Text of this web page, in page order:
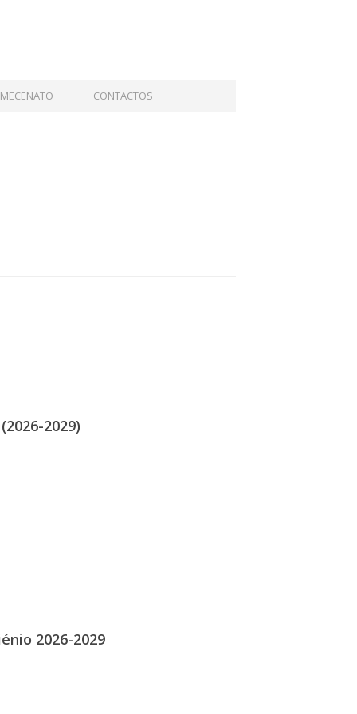
MECENATO CONTACTOS
2029)
2026-2029